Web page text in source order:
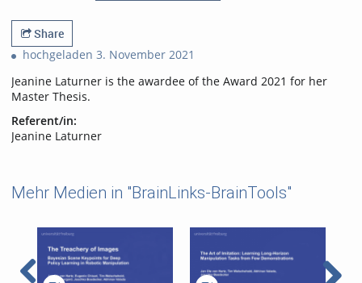
views
favorites
Share
hochgeladen 3. November 2021
Jeanine Laturner is the awardee of the Award 2021 for her
Master Thesis.
Referent/in:
Jeanine Laturner
Mehr Medien in "BrainLinks-BrainTools"